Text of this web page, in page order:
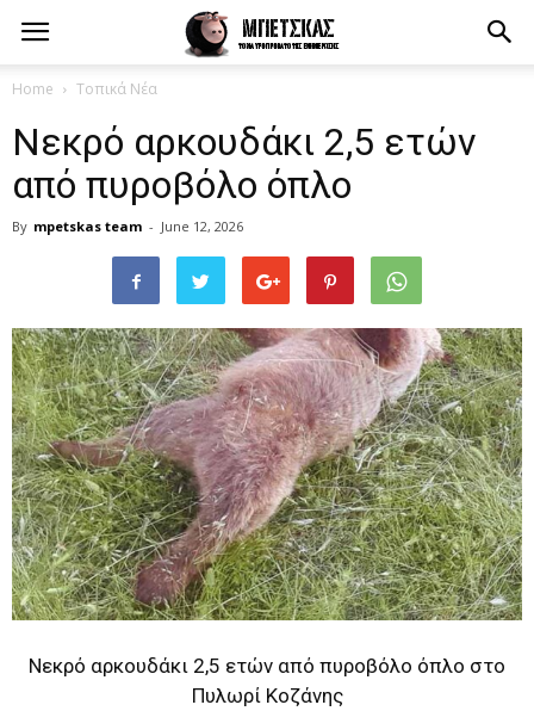
Home Τοπικά Νέα
Νεκρό αρκουδάκι 2,5 ετών
από πυροβόλο όπλο
By mpetskas team - June 12, 2026
Νεκρό αρκουδάκι 2,5 ετών από πυροβόλο όπλο στο
Πυλωρί Κοζάνης